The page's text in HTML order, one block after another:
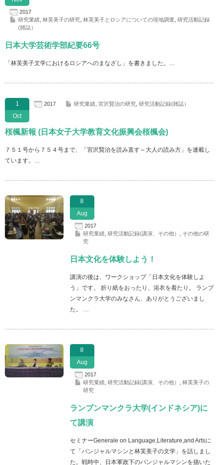
2017
研究業績 林芙美子の研究 林芙美子とロシアについての現地調査 研究活動記録
(雑誌）
日本大学芸術学部紀要66号
「林芙美子文学におけるロシアへのまなざし」を書きました。…
1
Oct
2017 研究業績 宮沢賢治の研究 研究活動記録(雑誌）
桜楓新報 (日本女子大学教育文化振興会桜楓会)
７５１号から７５４号まで、「宮沢賢治を読み直す～大人の読み方」を連載し
ています。…
8
Aug
2017
研究業績, 研究活動記録(講演、その他）
その他の研
究
日本文化を体験しよう！
講演の後は、ワークショップ「日本文化を体験しよ
う」です。 折り紙をおったり、浴衣を着たり。 ランブ
ンマンクラ大学のみなさん、ありがとうございまし
た。 …
8
Aug
2017
研究業績, 研究活動記録(講演、その他）
林芙美子の
研究
ランブンマンクラ大学(インドネシア)に
て講演
セミナーGenerale on Language,Literature,and Artsに
て「バンジャルマシンと林芙美子の文学」を話しまし
た。戦時中、日本軍政下のバンジャルマシンを描いた